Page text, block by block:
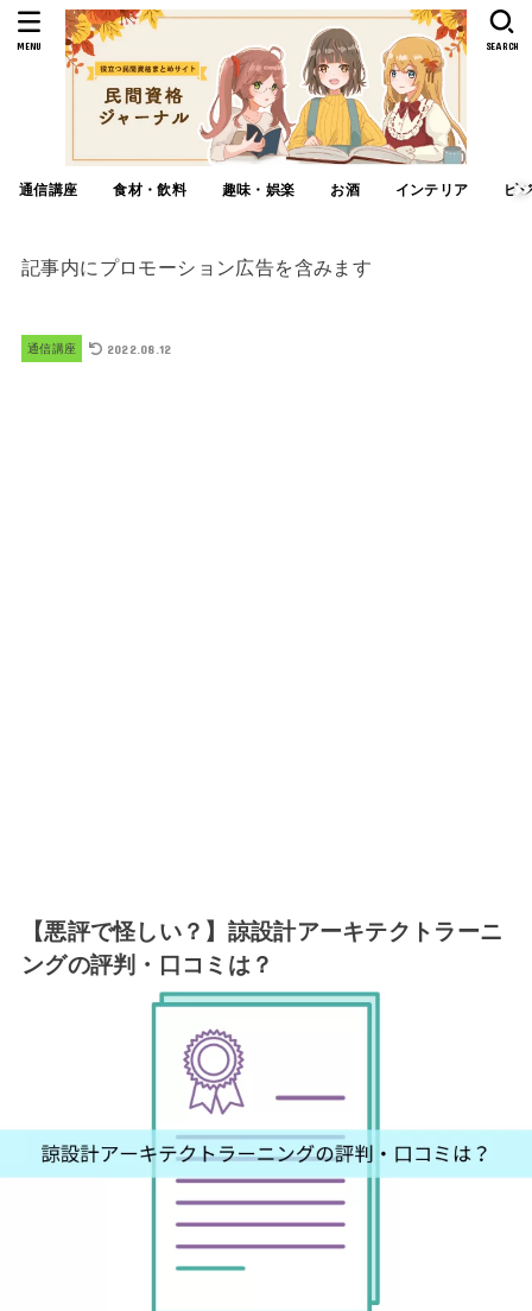
通信講座 食材・飲料 趣味・娯楽 お酒 インテリア ビ
SEARCH
MENU
記事内にプロモーション広告を含みます
通信講座 2022.08.12
【悪評で怪しい？】諒設計アーキテクトラーニ
ングの評判・口コミは？